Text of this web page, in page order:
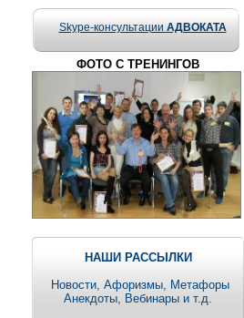
Skype-консультации АДВОКАТА
ФОТО С ТРЕНИНГОВ
НАШИ РАССЫЛКИ
Новости, Aфоризмы, Метафоры
Анекдоты, Вебинары и т.д.